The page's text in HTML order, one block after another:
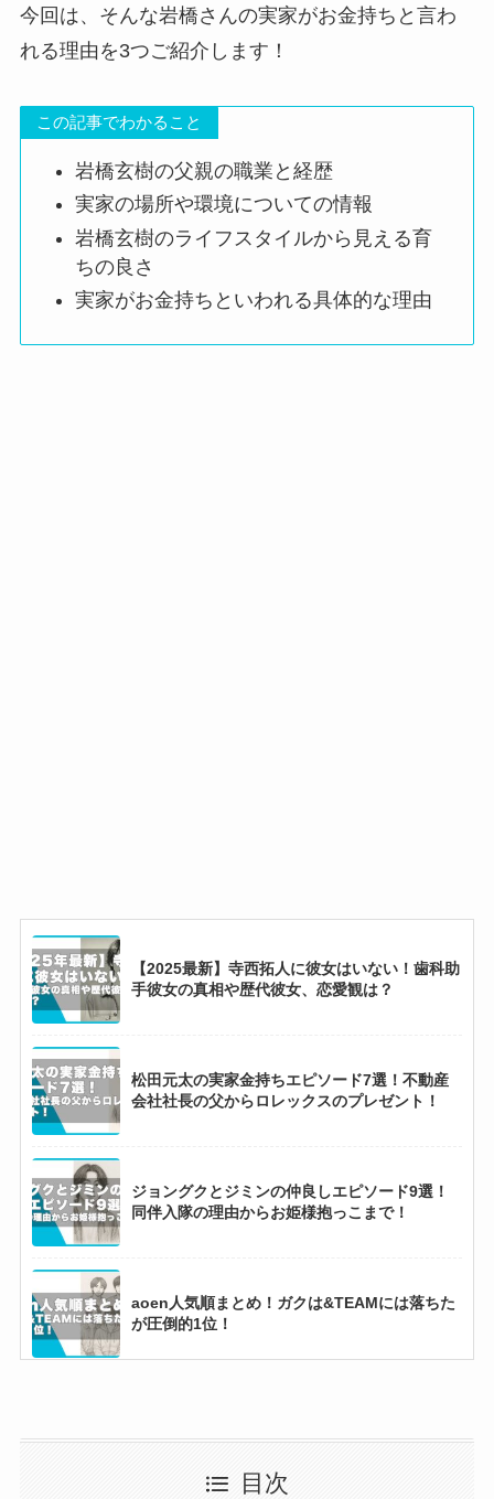
今回は、そんな岩橋さんの実家がお金持ちと言わ
れる理由を3つご紹介します！
この記事でわかること
岩橋玄樹の父親の職業と経歴
実家の場所や環境についての情報
岩橋玄樹のライフスタイルから見える育
ちの良さ
実家がお金持ちといわれる具体的な理由
【2025最新】寺西拓人に彼女はいない！歯科助
手彼女の真相や歴代彼女、恋愛観は？
松田元太の実家金持ちエピソード7選！不動産
会社社長の父からロレックスのプレゼント！
ジョングクとジミンの仲良しエピソード9選！
同伴入隊の理由からお姫様抱っこまで！
aoen人気順まとめ！ガクは&TEAMには落ちた
が圧倒的1位！
選！やばい恋愛観まで徹底調査！
目次